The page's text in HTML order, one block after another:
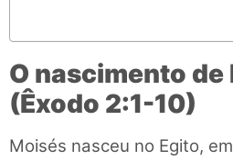
O nascimento de
(Êxodo 2:1-10)
Moisés nasceu no Egito,